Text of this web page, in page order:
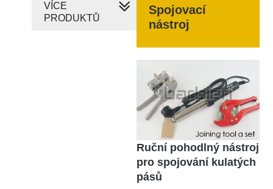
Spojovací
nástroj
Ruční pohodlný nástroj
pro spojování kulatých
pásů
VÍCE
PRODUKTŮ